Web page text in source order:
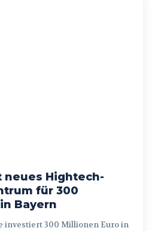
neues Hightech-
für 300
Bayern